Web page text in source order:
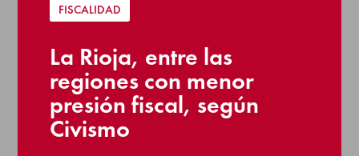
FISCALIDAD
La Rioja, entre las
regiones con menor
presión fiscal, según
Civismo